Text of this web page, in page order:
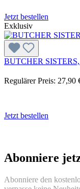
Jetzt bestellen
Exklusiv
BUTCHER
Regulärer Preis: 27,90
Jetzt bestellen
Abonniere
Abonniere den